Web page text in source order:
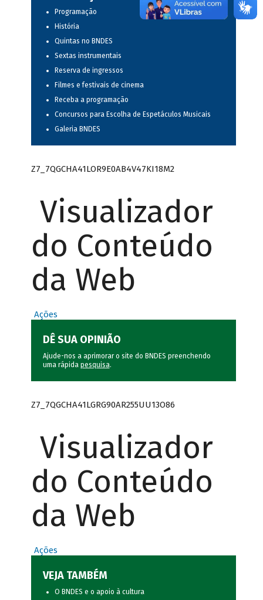
Programação
História
Quintas no BNDES
Sextas instrumentais
Reserva de ingressos
Filmes e festivais de cinema
Receba a programação
Concursos para Escolha de Espetáculos Musicais
Galeria BNDES
Z7_7QGCHA41LOR9E0AB4V47KI18M2
Visualizador
do Conteúdo
da Web
Ações
DÊ SUA OPINIÃO
Ajude-nos a aprimorar o site do BNDES preenchendo
uma rápida pesquisa.
Z7_7QGCHA41LGRG90AR255UU13O86
Visualizador
do Conteúdo
da Web
Ações
VEJA TAMBÉM
O BNDES e o apoio à cultura